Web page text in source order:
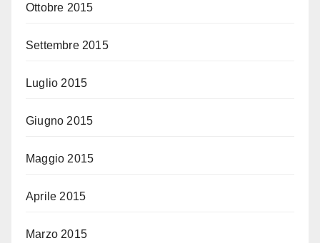
Ottobre 2015
Settembre 2015
Luglio 2015
Giugno 2015
Maggio 2015
Aprile 2015
Marzo 2015